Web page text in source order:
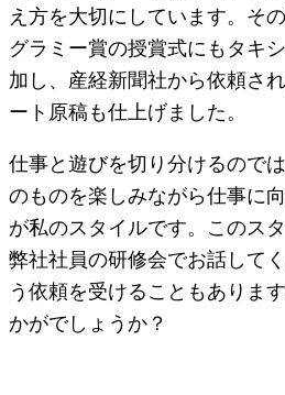
え方を大切にしています。そ
グラミー賞の授賞式にもタキ
加し、産経新聞社から依頼さ
ート原稿も仕上げました。
仕事と遊びを切り分けるので
のものを楽しみながら仕事に
が私のスタイルです。このス
弊社社員の研修会でお話して
う依頼を受けることもありま
かがでしょうか？